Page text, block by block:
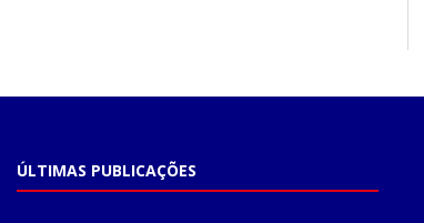
ÚLTIMAS PUBLICAÇÕES